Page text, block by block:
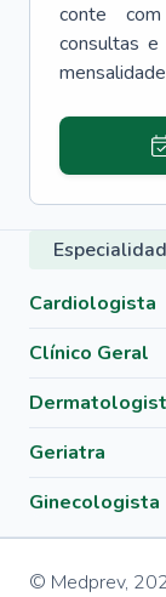
conte
consultas e
Cardiologista
Clínico Geral
Geriatra
Ginecologista
© Medprev,